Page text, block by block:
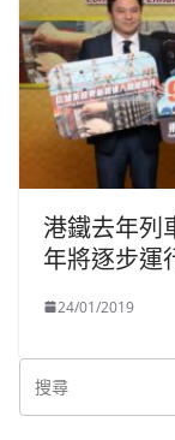
港鐵去年列
年將逐步運
24/01/2019